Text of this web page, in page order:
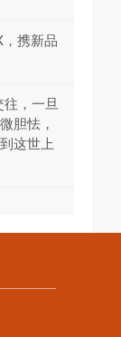
携新品
往，一旦
胆怯，
这世上